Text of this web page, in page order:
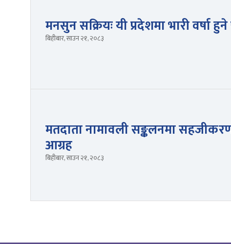
मनसुन सक्रियः यी प्रदेशमा भारी वर्षा हुने
बिहीबार, साउन २१, २०८३
मतदाता नामावली सङ्कलनमा
आग्रह
बिहीबार, साउन २१, २०८३